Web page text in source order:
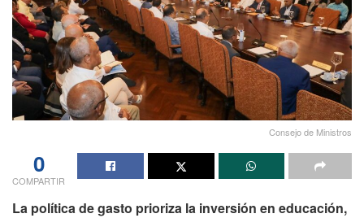
Consejo de Ministros
0
COMPARTIR
La política de gasto prioriza la inversión en educación,